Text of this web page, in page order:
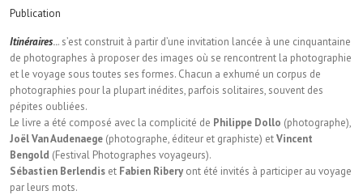
Publication
Itinéraires... s’est construit à partir d’une invitation lancée à une cinquantaine
de photographes à proposer des images où se rencontrent la photographie
et le voyage sous toutes ses formes. Chacun a exhumé un corpus de
photographies pour la plupart inédites, parfois solitaires, souvent des
pépites oubliées.
Le livre a été composé avec la complicité de Philippe Dollo (photographe),
Joël Van Audenaege (photographe, éditeur et graphiste) etVincent
Bengold (Festival Photographes voyageurs).
Sébastien Berlendis et Fabien Ribery ont été invités à participer au voyage
par leurs mots.